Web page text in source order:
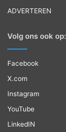
ADVERTEREN
Volg ons ook op:
Facebook
X.com
Instagram
YouTube
LinkedIN